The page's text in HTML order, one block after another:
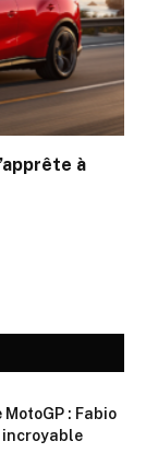
à
: Fabio
incroyable